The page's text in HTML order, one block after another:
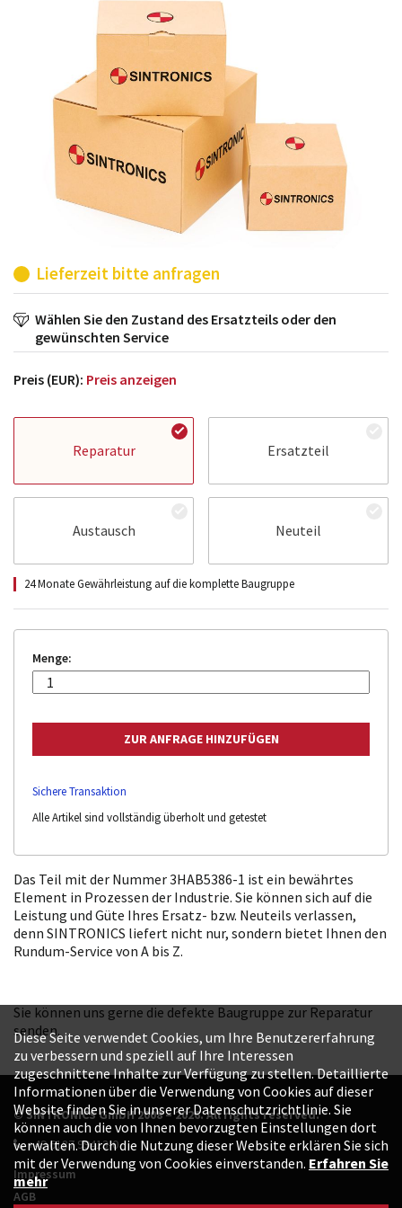
möglich. SINTRONICS ist dann ihr Partner, der
entweder die alten Baugruppen technisch hochwertig
repariert oder ihnen die abgekündigten Baugruppen
aus dem eigenen Lager ersetzt.
Lieferzeit bitte anfragen
Wählen Sie den Zustand des Ersatzteils oder den
gewünschten Service
Preis (EUR): Preis anzeigen
Reparatur Ersatzteil
Austausch Neuteil
24 Monate Gewährleistung auf die komplette Baugruppe
Menge:
Sichere Transaktion
Alle Artikel sind vollständig überholt und getestet
Das Teil mit der Nummer 3HAB5386-1 ist ein bewährtes
Element in Prozessen der Industrie. Sie können sich auf die
Leistung und Güte Ihres Ersatz- bzw. Neuteils verlassen,
denn SINTRONICS liefert nicht nur, sondern bietet Ihnen den
Rundum-Service von A bis Z.
Sie können uns gerne die defekte Baugruppe zur Reparatur
senden.
© SINTRONICS GmbH 2008 – 2026. All rights reserved.
+49 6187 99413-0
Impressum
AGB
Diese Seite verwendet Cookies, um Ihre Benutzererfahrung
zu verbessern und speziell auf Ihre Interessen
zugeschnittene Inhalte zur Verfügung zu stellen. Detaillierte
Informationen über die Verwendung von Cookies auf dieser
Website finden Sie in unserer Datenschutzrichtlinie. Sie
können auch die von Ihnen bevorzugten Einstellungen dort
verwalten. Durch die Nutzung dieser Website erklären Sie sich
mit der Verwendung von Cookies einverstanden. Erfahren Sie
mehr